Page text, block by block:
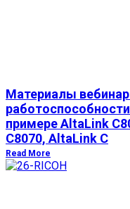
Материалы
примере AltaLink
С8070, AltaLink C
Read More